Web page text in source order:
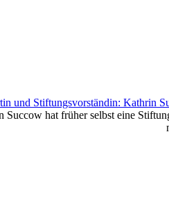
und Stiftungsvorständin: Kathrin
hat früher selbst eine